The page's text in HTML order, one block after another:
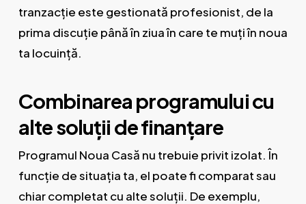
tranzacție este gestionată profesionist, de la
prima discuție până în ziua în care te muți în noua
ta locuință.
Combinarea programului cu
alte soluții de finanțare
Programul Noua Casă nu trebuie privit izolat. În
funcție de situația ta, el poate fi comparat sau
chiar completat cu alte soluții. De exemplu,